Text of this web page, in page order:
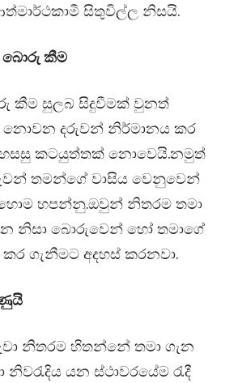
සිතුවිල්ල නිසයි.
බොරු කීම
කීම සුලබ සිදුවීමක් වුනත්
දරුවන් නිර්මානය කර
කටයුත්තක් නොවෙයි.නමුත්
තමන්ගේ වාසිය වෙනුවෙන්
හපන්නු.ඔවුන් නිතරම තමා
නිසා බොරුවෙන් හෝ තමාගේ
කර ගැනීමට අදහස් කරනවා.
නිතරම හිතන්නේ තමා ගැන
යන ස්ථාවරයේම රැදී